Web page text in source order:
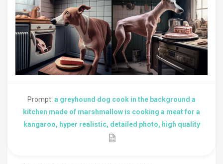
Prompt: a greyhound dog cook in the background a
kitchen made of marshmallow is cooking a meat for a
kangaroo, hyper realistic, detailed photo, high quality